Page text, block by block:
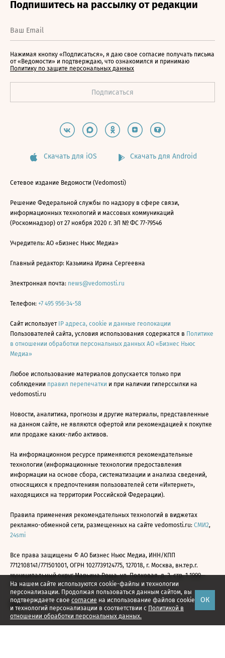
На нашем сайте используются cookie-файлы и технологии
персонализации. Продолжая пользоваться данным сайтом, вы
подтверждаете свое согласие на использование файлов cookie
и технологий персонализации в соответствии с Политикой в
отношении обработки персональных данных.
ОК
Нажимая кнопку «Подписаться», я даю свое согласие получать письма
от «Ведомости» и подтверждаю, что ознакомился и принимаю
Политику по защите персональных данных
Скачать для iOS Скачать для Android
Сетевое издание Ведомости (Vedomosti)
Решение Федеральной службы по надзору в сфере связи,
информационных технологий и массовых коммуникаций
(Роскомнадзор) от 27 ноября 2020 г. ЭЛ № ФС 77-79546
Учредитель: АО «Бизнес Ньюс Медиа»
Главный редактор: Казьмина Ирина Сергеевна
Электронная почта: news@vedomosti.ru
Телефон: +7 495 956-34-58
Сайт использует IP адреса, cookie и данные геолокации
Пользователей сайта, условия использования содержатся в Политике
в отношении обработки персональных данных АО «Бизнес Ньюс
Медиа»
Любое использование материалов допускается только при
соблюдении правил перепечатки и при наличии гиперссылки на
vedomosti.ru
Новости, аналитика, прогнозы и другие материалы, представленные
на данном сайте, не являются офертой или рекомендацией к покупке
или продаже каких-либо активов.
На информационном ресурсе применяются рекомендательные
технологии (информационные технологии предоставления
информации на основе сбора, систематизации и анализа сведений,
относящихся к предпочтениям пользователей сети «Интернет»,
находящихся на территории Российской Федерации).
Правила применения рекомендательных технологий в виджетах
рекламно-обменной сети, размещенных на сайте vedomosti.ru: СМИ2,
24smi
Все права защищены © АО Бизнес Ньюс Медиа, ИНН/КПП
7712108141/771501001, ОГРН 1027739124775, 127018, г. Москва, вн.тер.г.
муниципальный округ Марьина Роща, ул. Полковая, д. 3, стр. 1 1999—
2026